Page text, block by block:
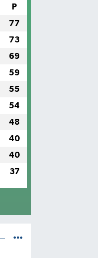
P
77
73
69
59
55
54
48
40
40
37